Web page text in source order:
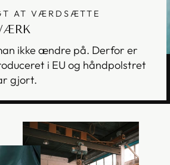
AT VÆRDSÆTTE
ikke ændre på. Derfor er
i EU og håndpolstret
gjort.